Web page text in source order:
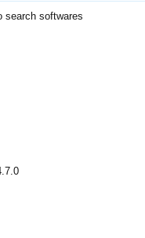
search softwares